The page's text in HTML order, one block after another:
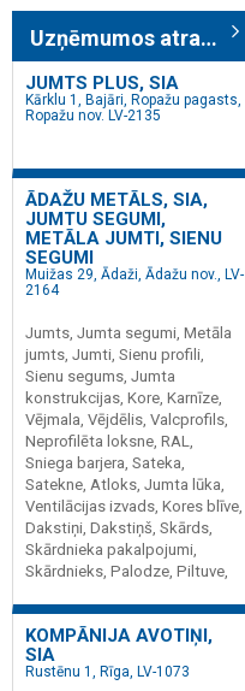
Uzņēmumos atrasts: 442
JUMTS PLUS, SIA
Kārklu 1, Bajāri, Ropažu pagasts,
Ropažu nov. LV-2135
ĀDAŽU METĀLS, SIA,
JUMTU SEGUMI,
METĀLA JUMTI, SIENU
SEGUMI
Muižas 29, Ādaži, Ādažu nov., LV-
2164
Jumts, Jumta segumi, Metāla
jumts, Jumti, Sienu profili,
Sienu segums, Jumta
konstrukcijas, Kore, Karnīze,
Vējmala, Vējdēlis, Valcprofils,
Neprofilēta loksne, RAL,
Sniega barjera, Sateka,
Satekne, Atloks, Jumta lūka,
Ventilācijas izvads, Kores blīve,
Dakstiņi, Dakstiņš, Skārds,
Skārdnieka pakalpojumi,
Skārdnieks, Palodze, Piltuve,
KOMPĀNIJA AVOTIŅI,
SIA
Rustēnu 1, Rīga, LV-1073